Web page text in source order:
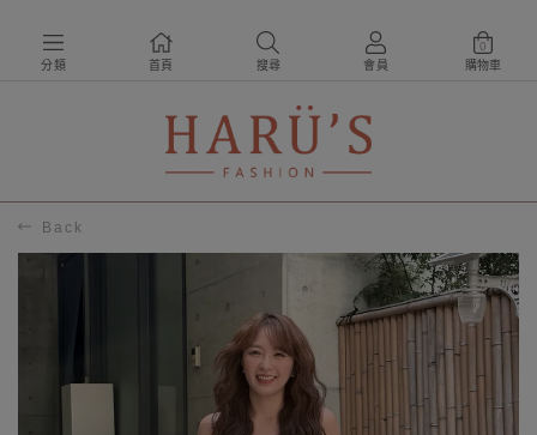
分類 首頁 搜尋 會員 購物車
0
Back